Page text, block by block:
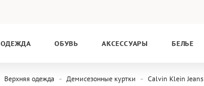
ОДЕЖДА ОБУВЬ АКСЕССУАРЫ БЕЛЬЕ
Верхняя одежда Демисезонные куртки Calvin Klein Jeans